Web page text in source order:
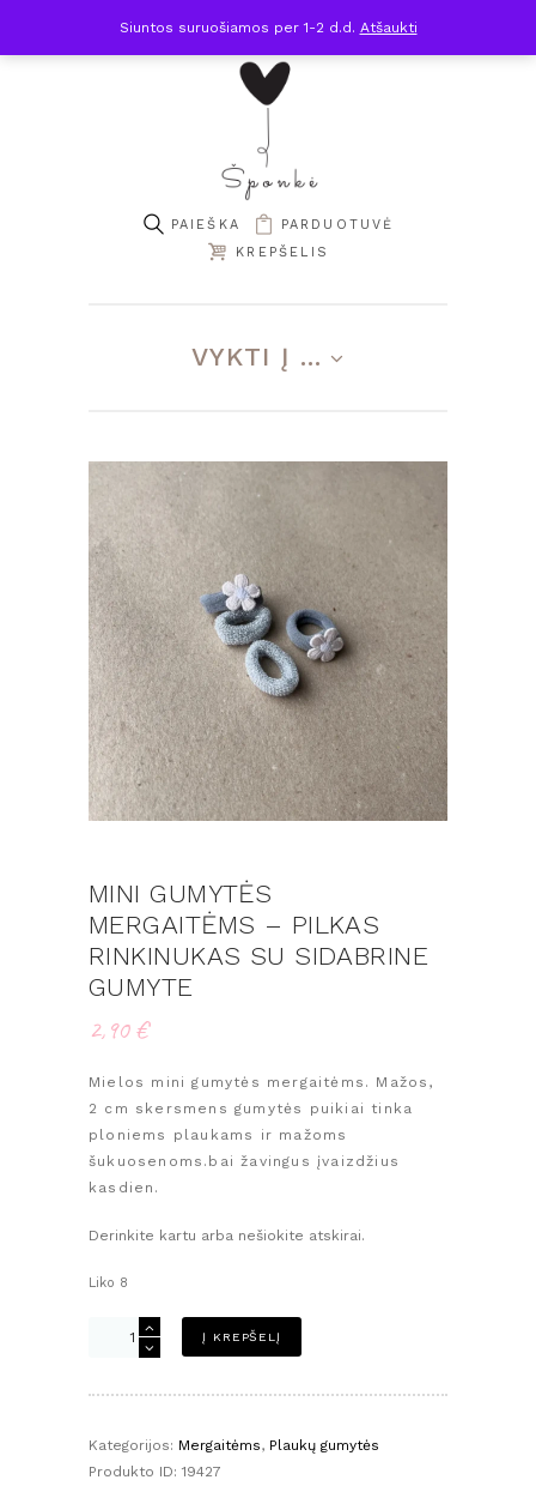
PARDUOTUVĖ
KREPŠELIS
VYKTI Į ...
MINI GUMYTĖS
MERGAITĖMS – PILKAS
RINKINUKAS SU SIDABRINE
GUMYTE
2,90€
Mielos mini gumytės mergaitėms. Mažos,
2 cm skersmens gumytės puikiai tinka
ploniems plaukams ir mažoms
šukuosenoms.bai žavingus įvaizdžius
kasdien.
Derinkite kartu arba nešiokite atskirai.
Liko 8
produkto
mergaitėms
Į KREPŠELĮ
Kategorijos: Mergaitėms, Plaukų gumytės
Produkto ID: 19427
Siuntos suruošiamos per 1-2 d.d. Atšaukti